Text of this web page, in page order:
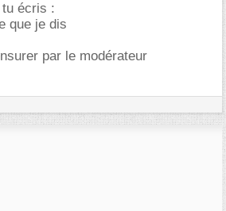
écris :
que je dis
par le modérateur